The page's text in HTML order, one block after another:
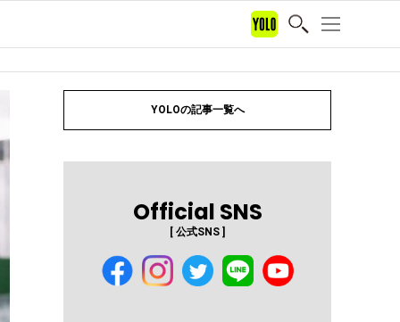
YOLOの記事一覧へ
Official SNS
[ 公式SNS ]